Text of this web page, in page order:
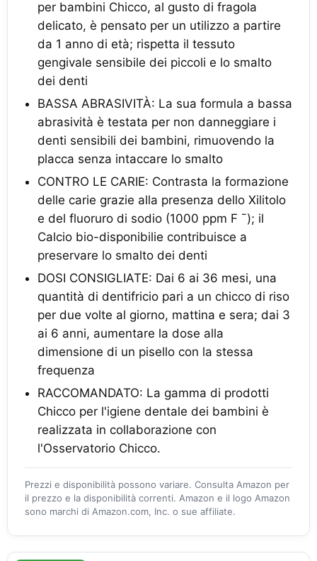
per bambini Chicco, al gusto di fragola
delicato, è pensato per un utilizzo a partire
da 1 anno di età; rispetta il tessuto
gengivale sensibile dei piccoli e lo smalto
dei denti
BASSA ABRASIVITÀ: La sua formula a bassa
abrasività è testata per non danneggiare i
denti sensibili dei bambini, rimuovendo la
placca senza intaccare lo smalto
CONTRO LE CARIE: Contrasta la formazione
delle carie grazie alla presenza dello Xilitolo
e del fluoruro di sodio (1000 ppm F ¯); il
Calcio bio-disponibilie contribuisce a
preservare lo smalto dei denti
DOSI CONSIGLIATE: Dai 6 ai 36 mesi, una
quantità di dentifricio pari a un chicco di riso
per due volte al giorno, mattina e sera; dai 3
ai 6 anni, aumentare la dose alla
dimensione di un pisello con la stessa
frequenza
RACCOMANDATO: La gamma di prodotti
Chicco per l'igiene dentale dei bambini è
realizzata in collaborazione con
l'Osservatorio Chicco.
Prezzi e disponibilità possono variare. Consulta Amazon per
il prezzo e la disponibilità correnti. Amazon e il logo Amazon
sono marchi di Amazon.com, Inc. o sue affiliate.